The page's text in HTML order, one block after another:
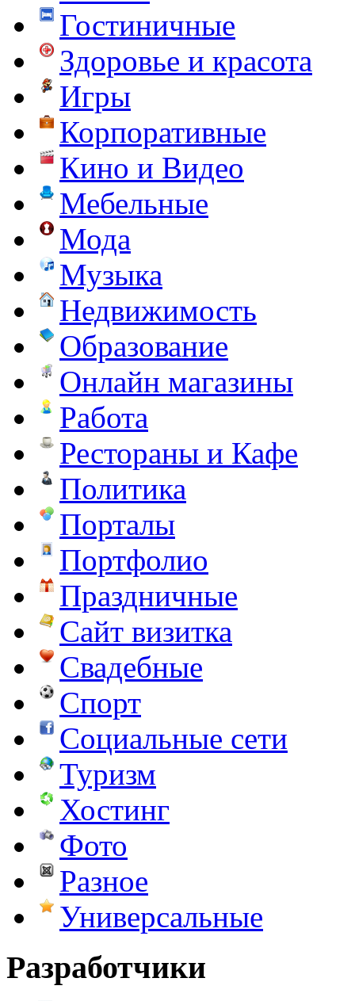
Гостиничные
Здоровье и красота
Игры
Корпоративные
Кино и Видео
Мебельные
Мода
Музыка
Недвижимость
Образование
Онлайн магазины
Работа
Рестораны и Кафе
Политика
Порталы
Портфолио
Праздничные
Сайт визитка
Свадебные
Спорт
Социальные сети
Туризм
Хостинг
Фото
Разное
Универсальные
Разработчики